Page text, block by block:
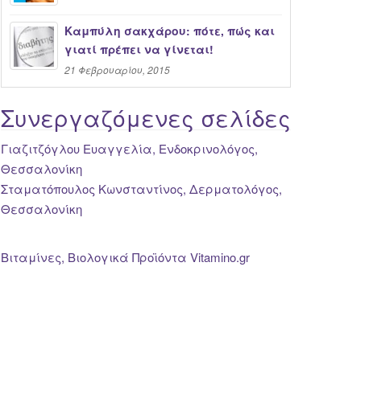
Καμπύλη σακχάρου: πότε, πώς και
γιατί πρέπει να γίνεται!
21 Φεβρουαρίου, 2015
Συνεργαζόμενες σελίδες
Γιαζιτζόγλου Ευαγγελία, Ενδοκρινολόγος,
Θεσσαλονίκη
Σταματόπουλος Κωνσταντίνος, Δερματολόγος,
Θεσσαλονίκη
Βιταμίνες, Βιολογικά Προϊόντα Vitamino.gr